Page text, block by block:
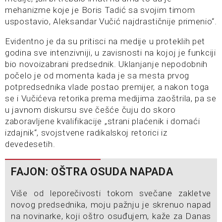
mehanizme koje je Boris Tadić sa svojim timom
uspostavio, Aleksandar Vučić najdrastičnije primenio“.
Evidentno je da su pritisci na medije u proteklih pet
godina sve intenzivniji, u zavisnosti na kojoj je funkciji
bio novoizabrani predsednik. Uklanjanje nepodobnih
počelo je od momenta kada je sa mesta prvog
potpredsednika vlade postao premijer, a nakon toga
se i Vučićeva retorika prema medijima zaoštrila, pa se
u javnom diskursu sve češće čuju do skoro
zaboravljene kvalifikacije „strani plaćenik i domaći
izdajnik“, svojstvene radikalskoj retorici iz
devedesetih.
FAJON: OŠTRA OSUDA NAPADA
Više od leporečivosti tokom svečane zakletve
novog predsednika, moju pažnju je skrenuo napad
na novinarke, koji oštro osuđujem, kaže za Danas